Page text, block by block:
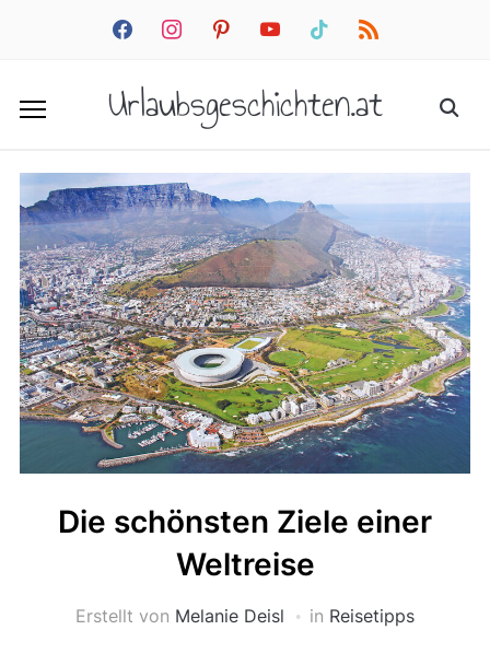
facebookinstagrampinterestyoutube tiktok rss
Urlaubsgeschichten.at
Die schönsten Ziele einer
Weltreise
Erstellt von Melanie Deisl in Reisetipps